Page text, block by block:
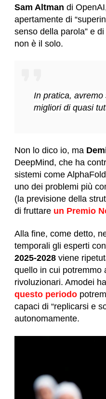
Sam Altman di
apertamente di
senso della parola” e
non è il solo.
In pratica,
migliori di quasi
Non lo dico io, ma
DeepMind, che ha
sistemi come
uno dei problemi più
(la previsione della
di fruttare un Premio
Alla fine, come detto,
temporali gli esperti
2025-2028 viene
quello in cui potremmo
rivoluzionari. Amodei
questo periodo
capaci di “replicarsi e
autonomamente.